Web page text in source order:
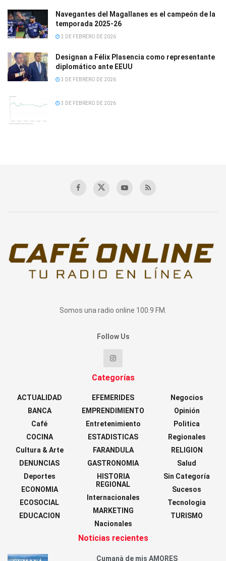
Navegantes del Magallanes es el campeón de la
temporada 2025-26
3 DE FEBRERO DE 2026
Designan a Félix Plasencia como representante
diplomático ante EEUU
3 DE FEBRERO DE 2026
3 DE FEBRERO DE 2026
Somos una radio online 100.9 FM.
Follow Us
Categorías
ACTUALIDAD
BANCA
Café
COCINA
Cultura & Arte
DENUNCIAS
Deportes
ECONOMIA
ECOSOCIAL
EDUCACION
EFEMERIDES
EMPRENDIMIENTO
Entretenimiento
ESTADISTICAS
FARANDULA
GASTRONOMIA
HISTORIA
REGIONAL
Internacionales
MARKETING
Nacionales
Negocios
Opinión
Politica
Regionales
RELIGION
Salud
Sin Categoría
Sucesos
Tecnologia
TURISMO
Noticias recientes
Cumanà de mis AMORES